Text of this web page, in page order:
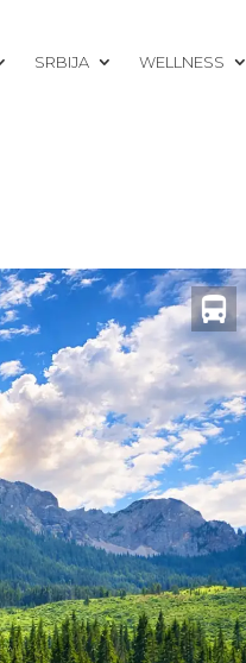
SRBIJA WELLNESS